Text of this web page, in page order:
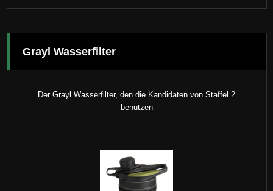
Grayl Wasserfilter
Der Grayl Wasserfilter, den die Kandidaten von Staffel 2
benutzen